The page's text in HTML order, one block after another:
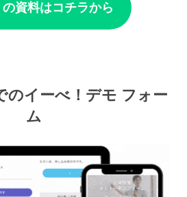
資料はコチラから
のイーべ！デモ フォー
ム